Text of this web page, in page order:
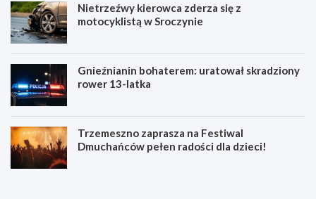
Nietrzeźwy kierowca zderza się z
motocyklistą w Sroczynie
Gnieźnianin bohaterem: uratował skradziony
rower 13-latka
Trzemeszno zaprasza na Festiwal
Dmuchańców pełen radości dla dzieci!
W
N